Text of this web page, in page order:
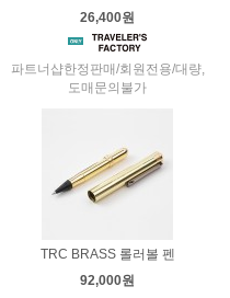
26,400원
파트너샵한정판매/회원전용/대량,
도매문의불가
TRC BRASS 롤러볼 펜
92,000원